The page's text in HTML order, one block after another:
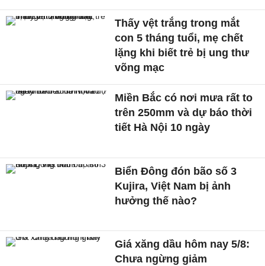
Thấy vệt trắng trong mắt
con 5 tháng tuổi, mẹ chết
lặng khi biết trẻ bị ung thư
võng mạc
Miền Bắc có nơi mưa rất to
trên 250mm và dự báo thời
tiết Hà Nội 10 ngày
Biển Đông đón bão số 3
Kujira, Việt Nam bị ảnh
hưởng thế nào?
Giá xăng dầu hôm nay 5/8:
Chưa ngừng giảm